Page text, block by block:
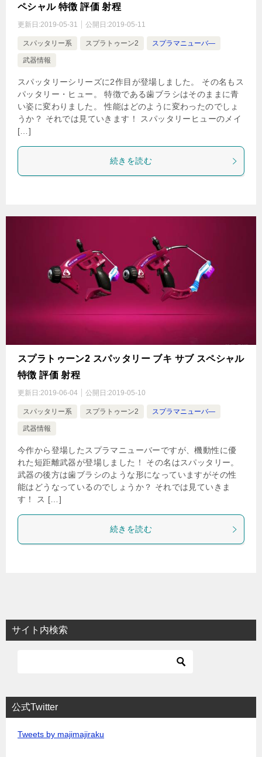
ペシャル 特徴 評価 射程
更新日:2019-05-31 公開日:2019-05-11
スパッタリー系 スプラトゥーン2 スプラマニューバ―
武器情報
スパッタリーシリーズに2作目が登場しました。 その名もス
パッタリー・ヒュー。 特徴である歯ブラシはそのままに青
い姿に変わりました。 性能はどのように変わったのでしょ
うか？ それでは見ていきます！ スパッタリーヒューのメイ
[…]
続きを読む
スプラトゥーン2 スパッタリー ブキ サブ スペシャル
特徴 評価 射程
更新日:2019-06-04 公開日:2019-05-10
スパッタリー系 スプラトゥーン2 スプラマニューバ―
武器情報
今作から登場したスプラマニューバーですが、機動性に優
れた短距離武器が登場しました！ その名はスパッタリー。
武器の後方は歯ブラシのような形になっていますがその性
能はどうなっているのでしょうか？ それでは見ていきま
す！ ス […]
続きを読む
サイト内検索
公式Twitter
Tweets by majimajiraku